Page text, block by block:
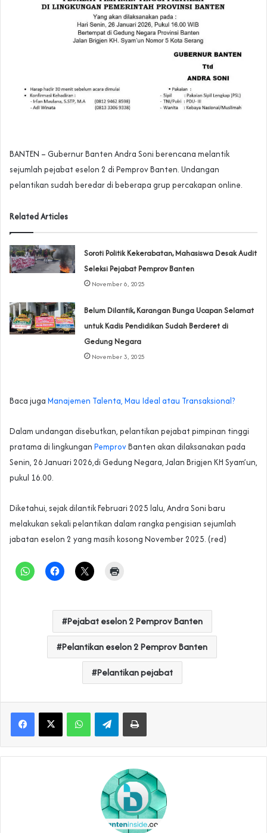
BANTEN – Gubernur Banten Andra Soni berencana melantik
sejumlah pejabat eselon 2 di Pemprov Banten. Undangan
pelantikan sudah beredar di beberapa grup percakapan online.
Related Articles
Soroti Politik Kekerabatan, Mahasiswa Desak Audit
Seleksi Pejabat Pemprov Banten
November 6, 2025
‎Belum Dilantik, Karangan Bunga Ucapan Selamat
untuk Kadis Pendidikan Sudah Berderet di
Gedung Negara
November 3, 2025
Baca juga Manajemen Talenta, Mau Ideal atau Transaksional?
Dalam undangan disebutkan, pelantikan pejabat pimpinan tinggi
pratama di lingkungan PemprovBanten akan dilaksanakan pada
Senin, 26 Januari 2026,di Gedung Negara, Jalan Brigjen KH Syam’un,
pukul 16.00.
Diketahui, sejak dilantik Februari 2025 lalu, Andra Soni baru
melakukan sekali pelantikan dalam rangka pengisian sejumlah
jabatan eselon 2 yang masih kosong November 2025. (red)
Pejabat eselon 2 Pemprov Banten
Pelantikan eselon 2 Pemprov Banten
Pelantikan pejabat
WhatsAppTelegramPrint